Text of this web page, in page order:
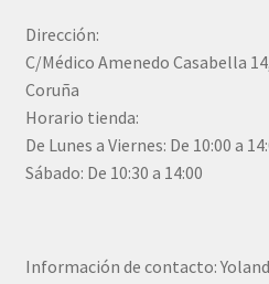
Dirección:
C/Médico Amenedo Casabella
Coruña
Horario tienda:
De Lunes a Viernes: De 10:00 a
Sábado: De 10:30 a 14:00
Información de contacto: